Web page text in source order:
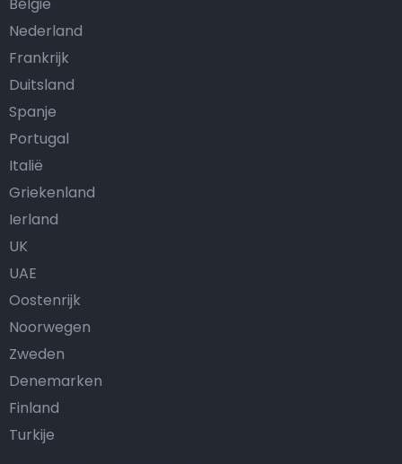
Nederland
Frankrijk
Duitsland
Spanje
Portugal
Italië
Griekenland
Ierland
UK
UAE
Oostenrijk
Noorwegen
Zweden
Denemarken
Finland
Turkije